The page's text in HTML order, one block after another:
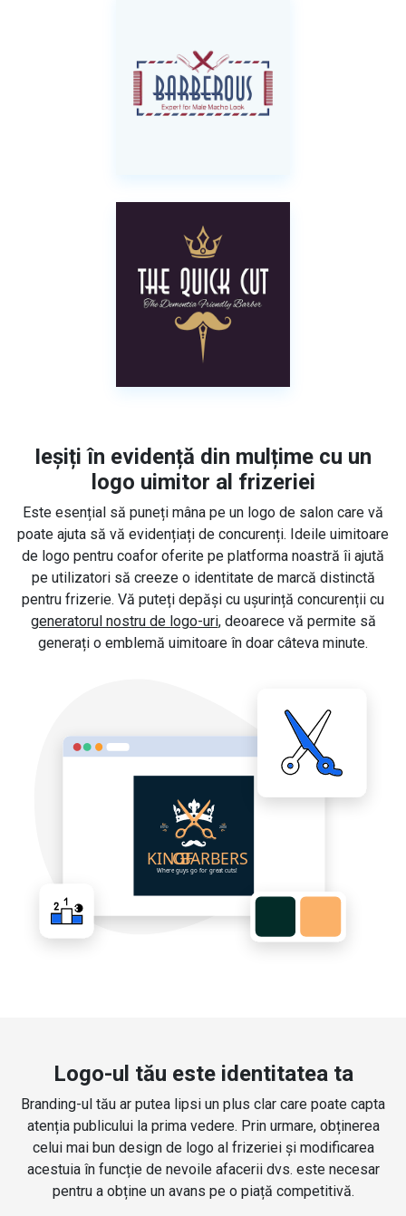
Ieșiți în evidență din mulțime cu un
logo uimitor al frizeriei
Este esențial să puneți mâna pe un logo de salon care vă
poate ajuta să vă evidențiați de concurenți. Ideile uimitoare
de logo pentru coafor oferite pe platforma noastră îi ajută
pe utilizatori să creeze o identitate de marcă distinctă
pentru frizerie. Vă puteți depăși cu ușurință concurenții cu
generatorul nostru de logo-uri, deoarece vă permite să
generați o emblemă uimitoare în doar câteva minute.
Logo-ul tău este identitatea ta
Branding-ul tău ar putea lipsi un plus clar care poate capta
atenția publicului la prima vedere. Prin urmare, obținerea
celui mai bun design de logo al frizeriei și modificarea
acestuia în funcție de nevoile afacerii dvs. este necesar
pentru a obține un avans pe o piață competitivă.